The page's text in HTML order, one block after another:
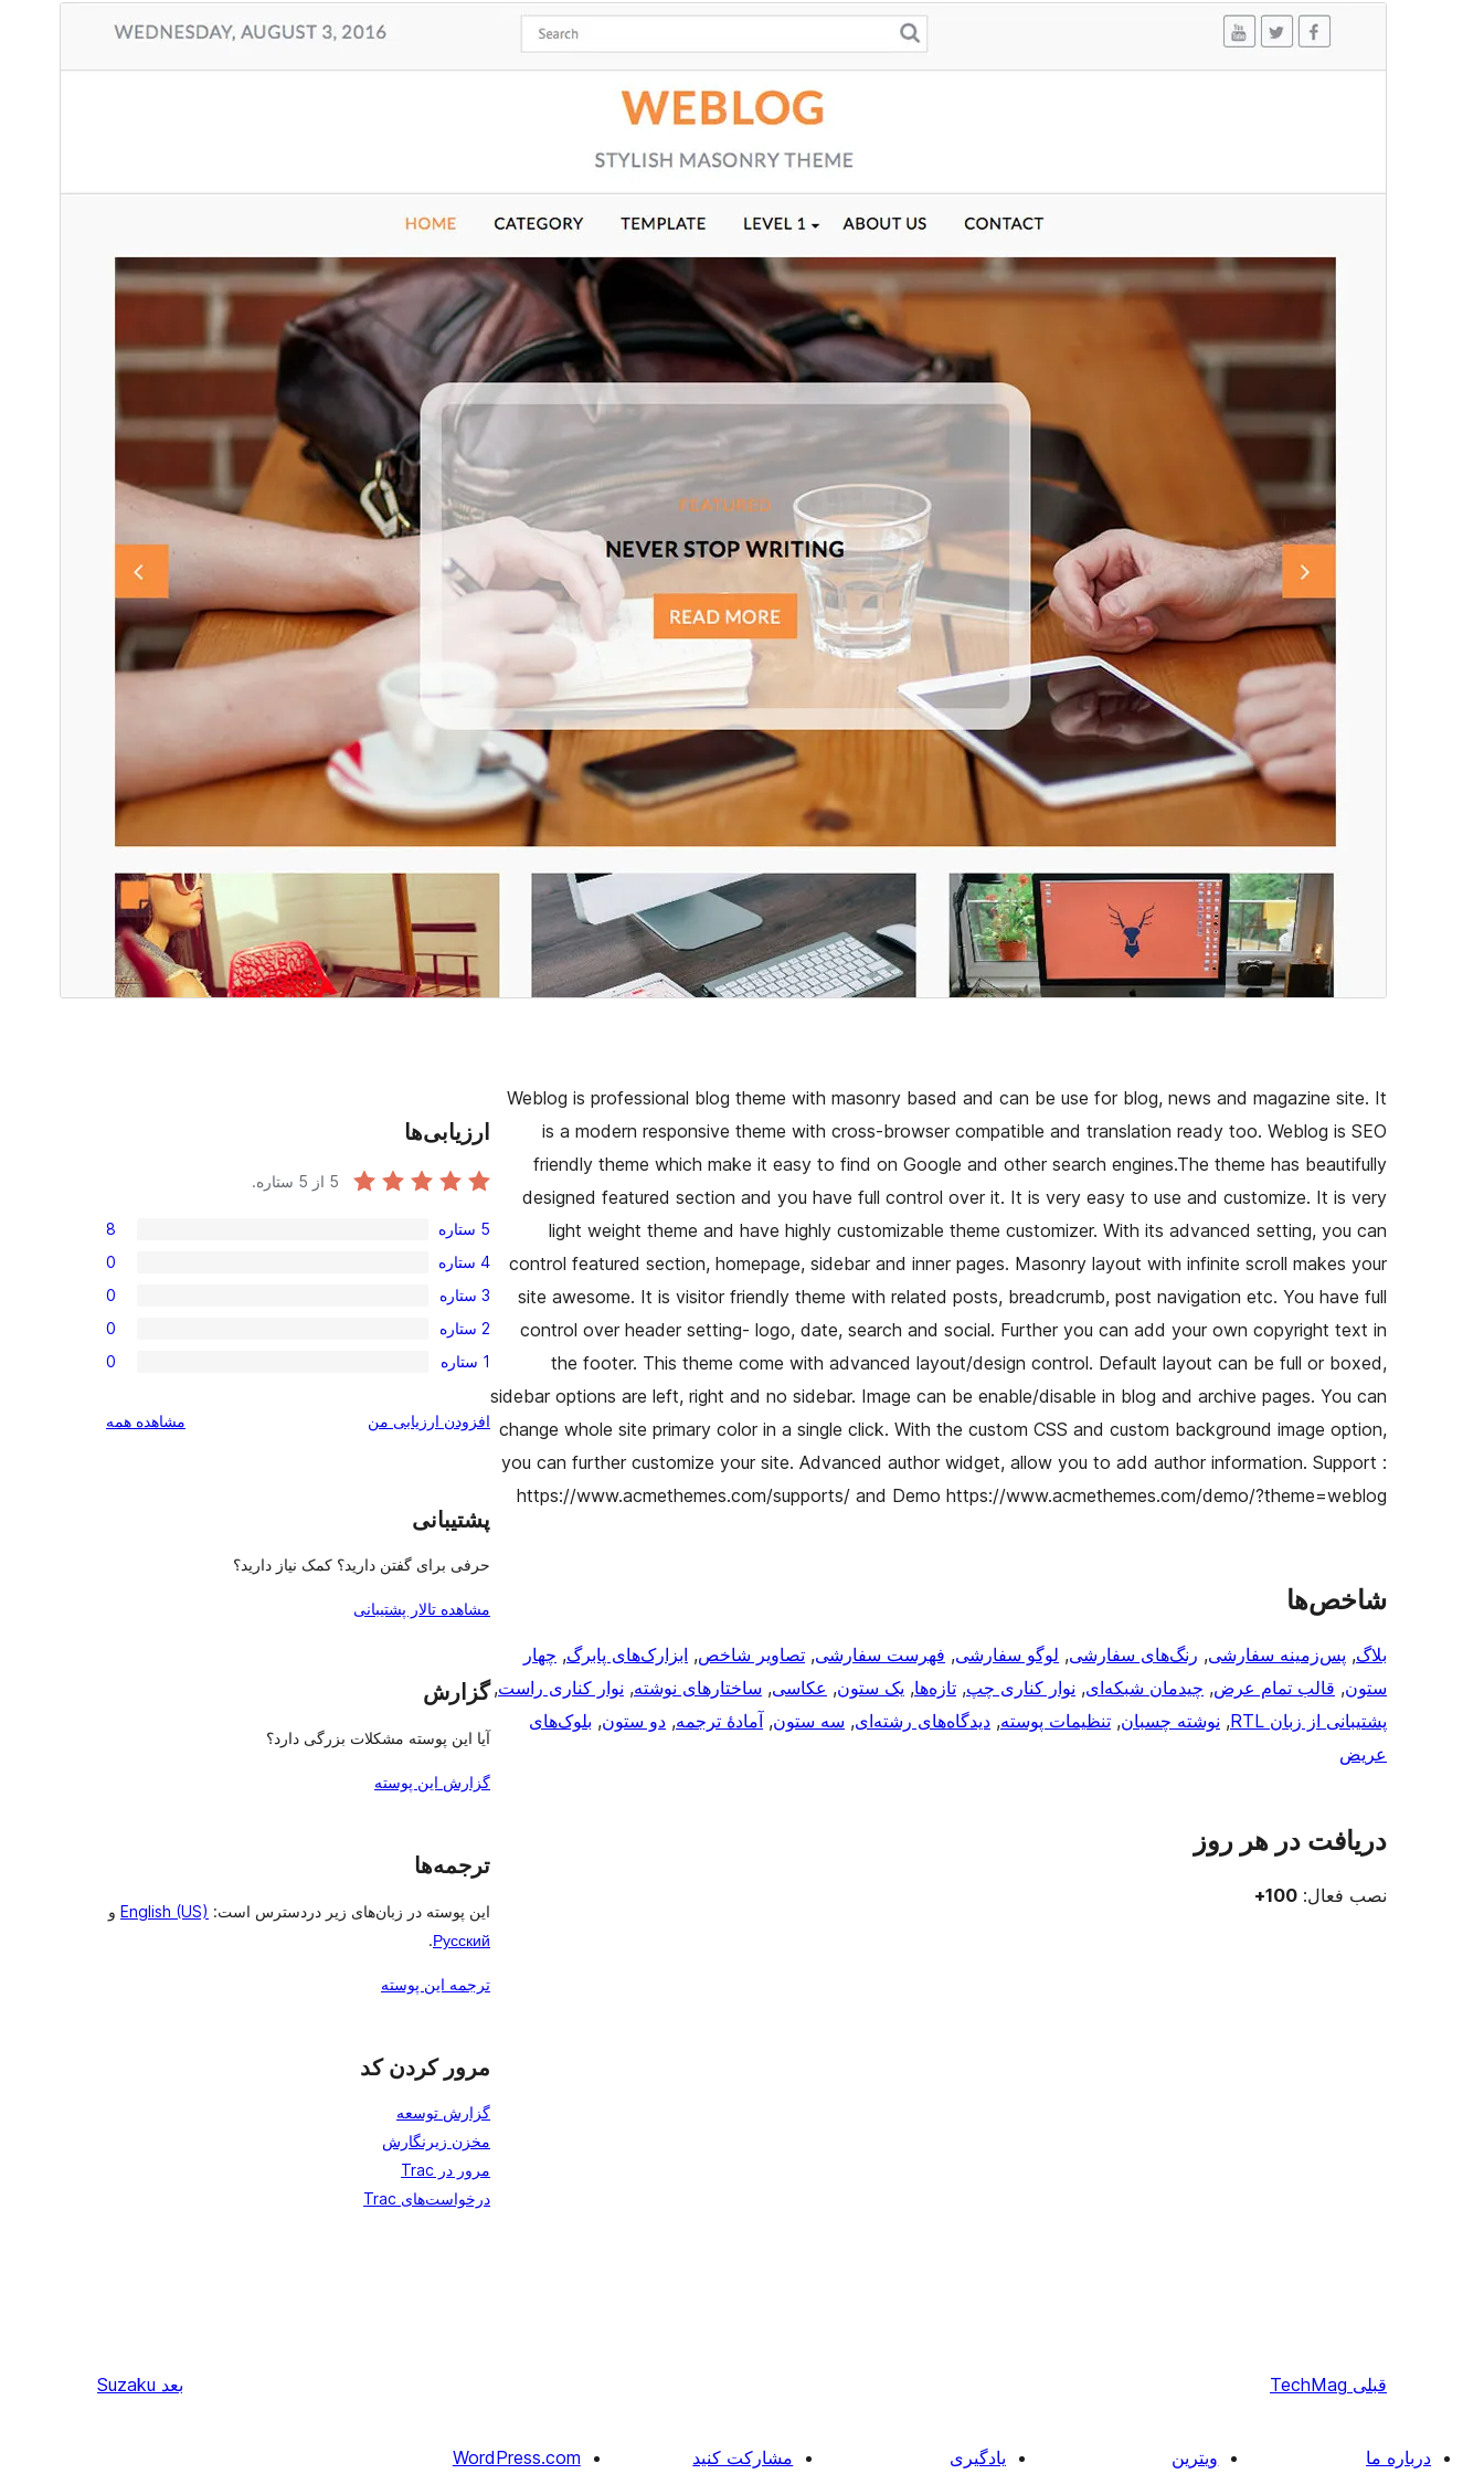
دانلود
صفحه اصلی پوسته
Weblog is professional blog theme with masonry based and can be use for blog, news and magazine site. It
is a modern responsive theme with cross-browser compatible and translation ready too. Weblog is SEO
friendly theme which make it easy to find on Google and other search engines.The theme has beautifully
designed featured section and you have full control over it. It is very easy to use and customize. It is very
light weight theme and have highly customizable theme customizer. With its advanced setting, you can
control featured section, homepage, sidebar and inner pages. Masonry layout with infinite scroll makes your
site awesome. It is visitor friendly theme with related posts, breadcrumb, post navigation etc. You have full
control over header setting- logo, date, search and social. Further you can add your own copyright text in
the footer. This theme come with advanced layout/design control. Default layout can be full or boxed,
sidebar options are left, right and no sidebar. Image can be enable/disable in blog and archive pages. You can
change whole site primary color in a single click. With the custom CSS and custom background image option,
you can further customize your site. Advanced author widget, allow you to add author information. Support :
https://www.acmethemes.com/supports/ and Demo https://www.acmethemes.com/demo/?theme=weblog
شاخص‌ها
بلاگ, پس‌زمینه سفارشی, رنگ‌های سفارشی, لوگو سفارشی, فهرست سفارشی, تصاویر شاخص, ابزارک‌های پابرگ, چهار
ستون, قالب تمام عرض, چیدمان شبکه‌ای, نوار کناری چپ, تازه‌ها, یک ستون, عکاسی, ساختارهای نوشته, نوار کناری راست,
پشتیبانی از زبان RTL
, نوشته چسبان, تنظیمات پوسته, دیدگاه‌های رشته‌ای, سه ستون, آمادهٔ ترجمه, دو ستون, بلوک‌های
عریض
دریافت در هر روز
نصب فعال: 100+
ارزیابی‌ها
5 از 5 ستاره.
امتیاز
8
5-
ستاره
5 ستاره 8
امتیاز
0
4-
ستاره
4 ستاره 0
امتیاز
0
3-
ستاره
3 ستاره 0
امتیاز
0
ستاره
2 ستاره 0
امتیاز
0
1-
1 ستاره 0
افزودن ارزیابی من مشاهده همه
پشتیبانی
حرفی برای گفتن دارید؟ کمک نیاز دارید؟
مشاهده تالار پشتیبانی
گزارش
آیا این پوسته مشکلات بزرگی دارد؟
گزارش این پوسته
ترجمه‌ها
این پوسته در زبان‌های زیر دردسترس است: English (US) و
Русский
.
ترجمه این پوسته
مرور کردن کد
گزارش توسعه
مخزن زیرنگارش
مرور در Trac
درخواست‌های Trac
قبلی TechMag بعد Suzaku
درباره ما ویترین یادگیری مشارکت کنید WordPress.com